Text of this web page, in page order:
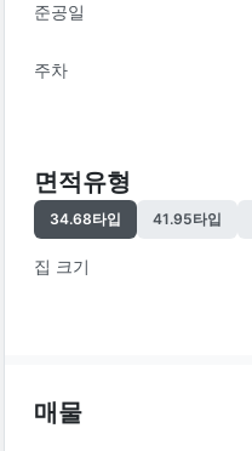
준공일
주차
면적유형
34.68타입 41.95타입
집 크기
매물